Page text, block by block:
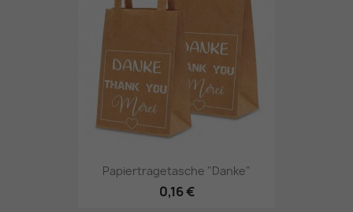
Papiertragetasche "Danke"
0,16 €